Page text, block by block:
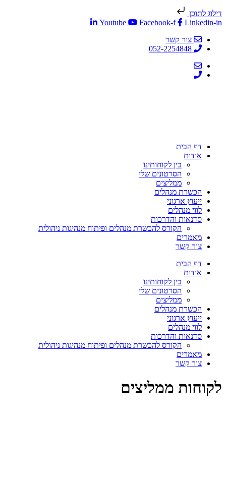
דילוג לתוכן
Youtube
Facebook-f
Linkedin-in
צור קשר
052-2254848
דף הבית
אודות
בין לקוחותינו
הסרטונים שלי
ממליצים
הכשרת מנהלים
ייעוץ ארגוני
לווי מנהלים
סדנאות והדרכות
הקורס להכשרת מנהלים ופיתוח מנהיגות ניהולית
מאמרים
צור קשר
דף הבית
אודות
בין לקוחותינו
הסרטונים שלי
ממליצים
הכשרת מנהלים
ייעוץ ארגוני
לווי מנהלים
סדנאות והדרכות
הקורס להכשרת מנהלים ופיתוח מנהיגות ניהולית
מאמרים
צור קשר
לקוחות ממליצים